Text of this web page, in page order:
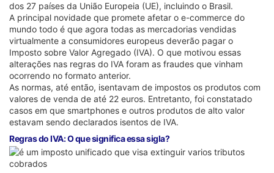
dos 27 países da União Europeia (UE), incluindo o Brasil.
A principal novidade que promete afetar o e-commerce do
mundo todo é que agora todas as mercadorias vendidas
virtualmente a consumidores europeus deverão pagar o
Imposto sobre Valor Agregado (IVA). O que motivou essas
alterações nas regras do IVA foram as fraudes que vinham
ocorrendo no formato anterior.
As normas, até então, isentavam de impostos os produtos com
valores de venda de até 22 euros. Entretanto, foi constatado
casos em que smartphones e outros produtos de alto valor
estavam sendo declarados isentos de IVA.
Regras do IVA: O que significa essa sigla?